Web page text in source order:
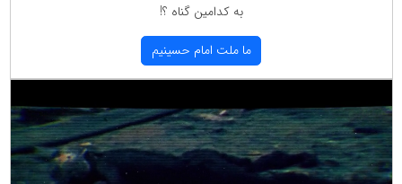
به كدامین گناه ؟!
ما ملت امام حسینیم